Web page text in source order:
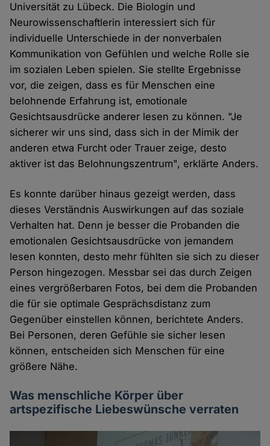
Universität zu Lübeck. Die Biologin und
Neurowissenschaftlerin interessiert sich für
individuelle Unterschiede in der nonverbalen
Kommunikation von Gefühlen und welche Rolle sie
im sozialen Leben spielen. Sie stellte Ergebnisse
vor, die zeigen, dass es für Menschen eine
belohnende Erfahrung ist, emotionale
Gesichtsausdrücke anderer lesen zu können. "Je
sicherer wir uns sind, dass sich in der Mimik der
anderen etwa Furcht oder Trauer zeige, desto
aktiver ist das Belohnungszentrum", erklärte Anders.
Es konnte darüber hinaus gezeigt werden, dass
dieses Verständnis Auswirkungen auf das soziale
Verhalten hat. Denn je besser die Probanden die
emotionalen Gesichtsausdrücke von jemandem
lesen konnten, desto mehr fühlten sie sich zu dieser
Person hingezogen. Messbar sei das durch Zeigen
eines vergrößerbaren Fotos, bei dem die Probanden
die für sie optimale Gesprächsdistanz zum
Gegenüber einstellen können, berichtete Anders.
Bei Personen, deren Gefühle sie sicher lesen
können, entscheiden sich Menschen für eine
größere Nähe.
Was menschliche Körper über
artspezifische Liebeswünsche verraten